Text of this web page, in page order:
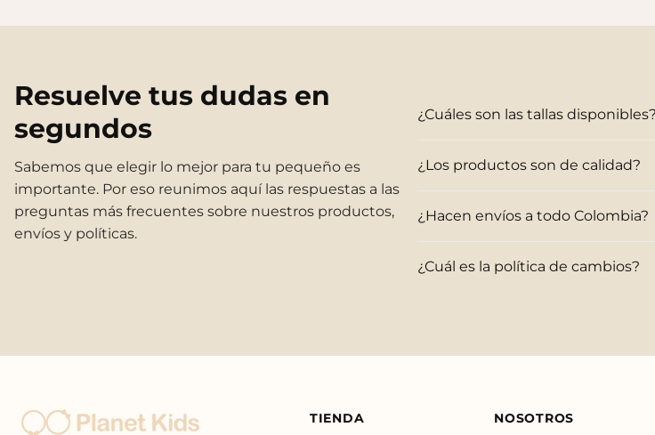
Resuelve tus dudas en
segundos
Sabemos que elegir lo mejor para tu pequeño es
importante. Por eso reunimos aquí las respuestas a las
preguntas más frecuentes sobre nuestros productos,
envíos y políticas.
¿Cuáles son las tallas disponibles?
¿Los productos son de calidad?
¿Hacen envíos a todo Colombia?
¿Cuál es la política de cambios?
TIENDA NOSOTROS